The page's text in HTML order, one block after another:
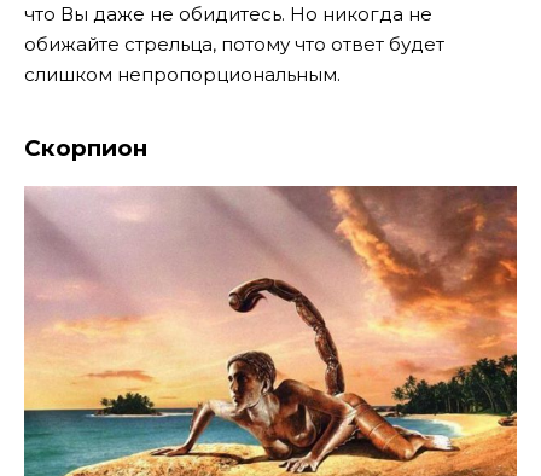
что Вы даже не обидитесь. Но никогда не
обижайте стрельца, потому что ответ будет
слишком непропорциональным.
Скорпион